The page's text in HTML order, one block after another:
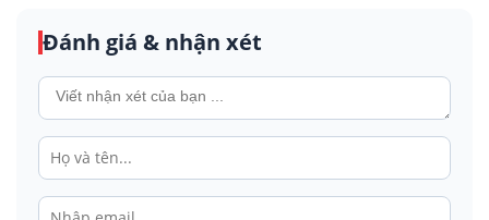
Đánh giá & nhận xét